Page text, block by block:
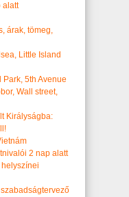
alatt
árak, tömeg,
Little Island
Park, 5th Avenue
Wall street,
Királyságba:
2 nap alatt